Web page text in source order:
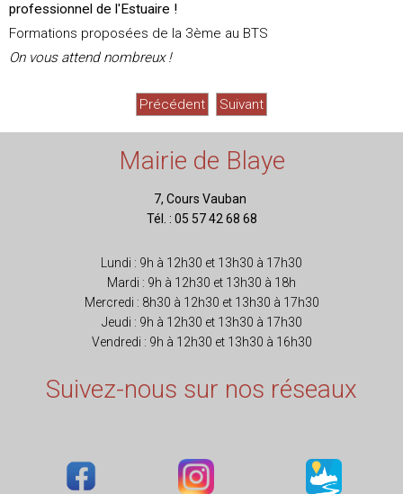
professionnel de l'Estuaire !
Formations proposées de la 3ème au BTS
On vous attend nombreux !
Précédent Suivant
Mairie de Blaye
7, Cours Vauban
Tél. : 05 57 42 68 68
Lundi : 9h à 12h30 et 13h30 à 17h30
Mardi : 9h à 12h30 et 13h30 à 18h
Mercredi : 8h30 à 12h30 et 13h30 à 17h30
Jeudi : 9h à 12h30 et 13h30 à 17h30
Vendredi : 9h à 12h30 et 13h30 à 16h30
Suivez-nous sur nos réseaux